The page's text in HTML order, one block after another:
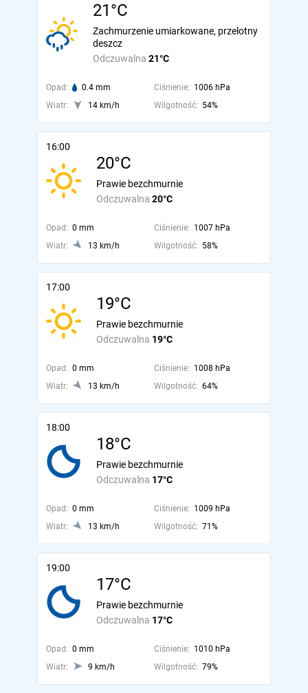
21°C
Odczuwalna 21°C
Zachmurzenie umiarkowane, przelotny
deszcz
Opad: 0.4 mm Ciśnienie: 1006 hPa
Wiatr:
14 km/h Wilgotność: 54%
16:00
20°C
Odczuwalna 20°C
Prawie bezchmurnie
Opad: 0 mm Ciśnienie: 1007 hPa
Wiatr:
13 km/h Wilgotność: 58%
17:00
19°C
Odczuwalna 19°C
Prawie bezchmurnie
Opad: 0 mm Ciśnienie: 1008 hPa
Wiatr:
13 km/h Wilgotność: 64%
18:00
18°C
Odczuwalna 17°C
Prawie bezchmurnie
Opad: 0 mm Ciśnienie: 1009 hPa
Wiatr:
13 km/h Wilgotność: 71%
19:00
17°C
Odczuwalna 17°C
Prawie bezchmurnie
Opad: 0 mm Ciśnienie: 1010 hPa
Wiatr:
9 km/h Wilgotność: 79%